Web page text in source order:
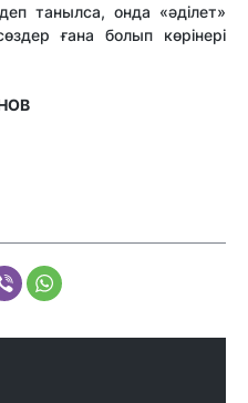
танылса, онда «әділет»
ғана болып көрінері